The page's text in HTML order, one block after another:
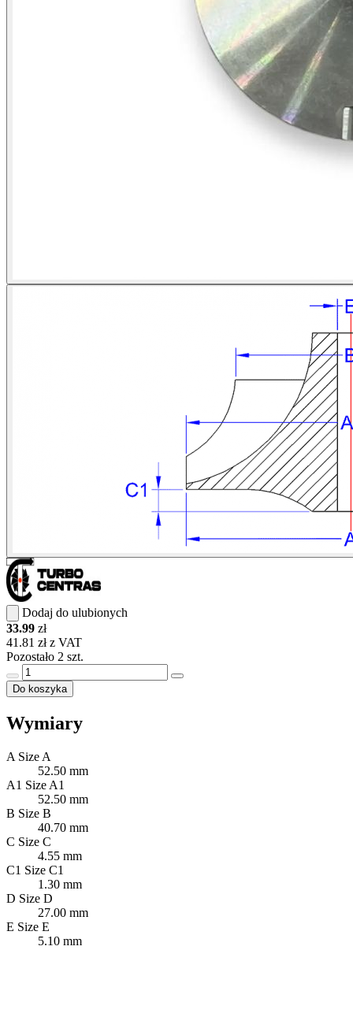
Dodaj do ulubionych
33.99 zł
41.81 zł z VAT
Pozostało 2 szt.
Do koszyka
Wymiary
A Size A
52.50 mm
A1 Size A1
52.50 mm
B Size B
40.70 mm
C Size C
4.55 mm
C1 Size C1
1.30 mm
D Size D
27.00 mm
E Size E
5.10 mm